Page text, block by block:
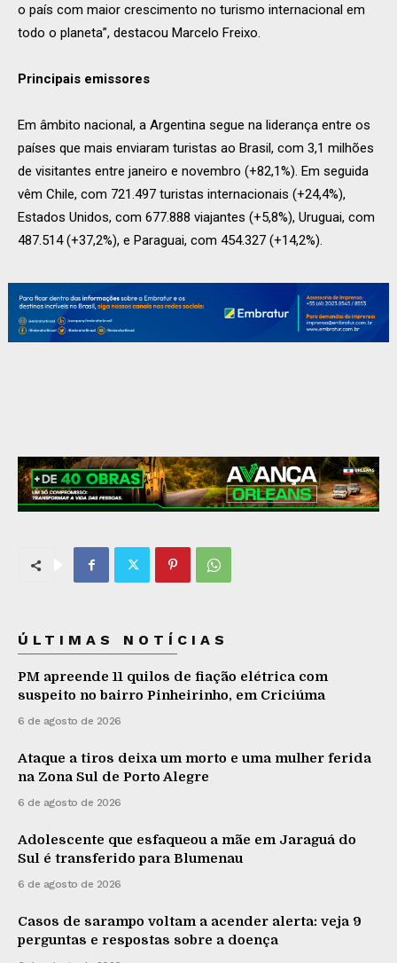
o país com maior crescimento no turismo internacional em
todo o planeta”, destacou Marcelo Freixo.
Principais emissores
Em âmbito nacional, a Argentina segue na liderança entre os
países que mais enviaram turistas ao Brasil, com 3,1 milhões
de visitantes entre janeiro e novembro (+82,1%). Em seguida
vêm Chile, com 721.497 turistas internacionais (+24,4%),
Estados Unidos, com 677.888 viajantes (+5,8%), Uruguai, com
487.514 (+37,2%), e Paraguai, com 454.327 (+14,2%).
ÚLTIMAS NOTÍCIAS
PM apreende 11 quilos de fiação elétrica com
suspeito no bairro Pinheirinho, em Criciúma
6 de agosto de 2026
Ataque a tiros deixa um morto e uma mulher ferida
na Zona Sul de Porto Alegre
6 de agosto de 2026
Adolescente que esfaqueou a mãe em Jaraguá do
Sul é transferido para Blumenau
6 de agosto de 2026
Casos de sarampo voltam a acender alerta: veja 9
perguntas e respostas sobre a doença